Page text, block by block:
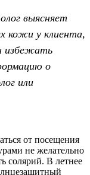
выясняет
кожи у клиента,
избежать
о
или
от посещения
не желательно
солярий. В летнее